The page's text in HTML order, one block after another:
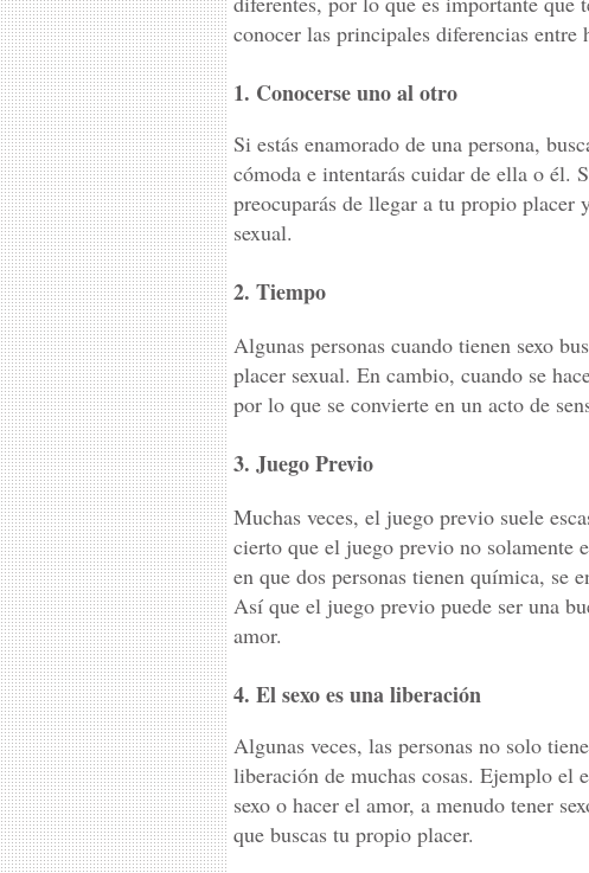
conocer las principales diferencias entre
1. Conocerse uno al otro
Si estás enamorado de una persona,
cómoda e intentarás cuidar de ella o él.
preocuparás de llegar a tu propio placer
sexual.
2. Tiempo
Algunas personas cuando tienen sexo
placer sexual. En cambio, cuando se
por lo que se convierte en un acto de
3. Juego Previo
Muchas veces, el juego previo suele
cierto que el juego previo no solamente
en que dos personas tienen química, se
Así que el juego previo puede ser una
amor.
4. El sexo es una liberación
Algunas veces, las personas no solo
liberación de muchas cosas. Ejemplo el
sexo o hacer el amor, a menudo tener
que buscas tu propio placer.